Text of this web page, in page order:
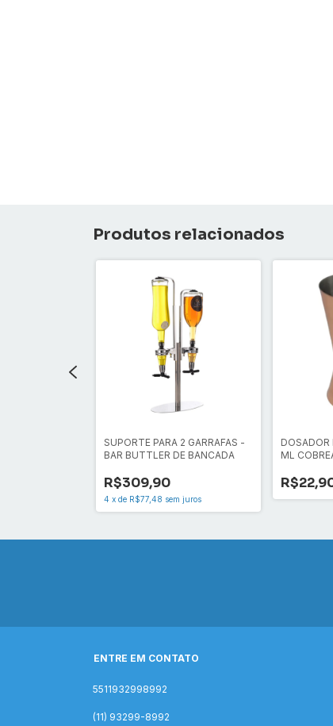
Produtos relacionados
SUPORTE PARA 2 GARRAFAS -
BAR BUTTLER DE BANCADA
R$309,90
4 x de R$77,48 sem juros
DOSADOR
ML
ENTRE EM CONTATO
5511932998992
(11) 93299-8992